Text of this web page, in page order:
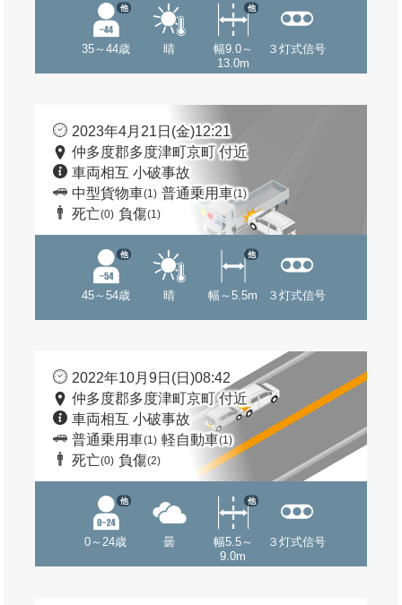
35～44歳
他
晴
幅9.0～
13.0m
他
３灯式信号
2023年4月21日(金)12:21
仲多度郡多度津町京町 付近
車両相互 小破事故
中型貨物車(1) 普通乗用車(1)
死亡(0) 負傷(1)
45～54歳
他
晴 幅～5.5m
他
３灯式信号
2022年10月9日(日)08:42
仲多度郡多度津町京町 付近
車両相互 小破事故
普通乗用車(1) 軽自動車(1)
死亡(0) 負傷(2)
0～24歳
他
曇
幅5.5～
9.0m
他
３灯式信号